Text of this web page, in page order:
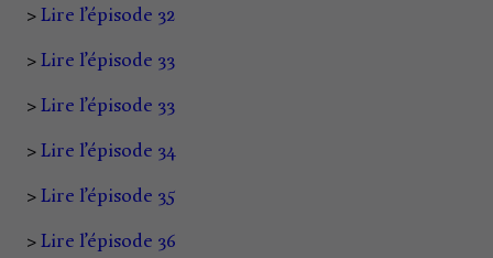
> Lire l’épisode 32
> Lire l’épisode 33
> Lire l’épisode 33
> Lire l’épisode 34
> Lire l’épisode 35
> Lire l’épisode 36